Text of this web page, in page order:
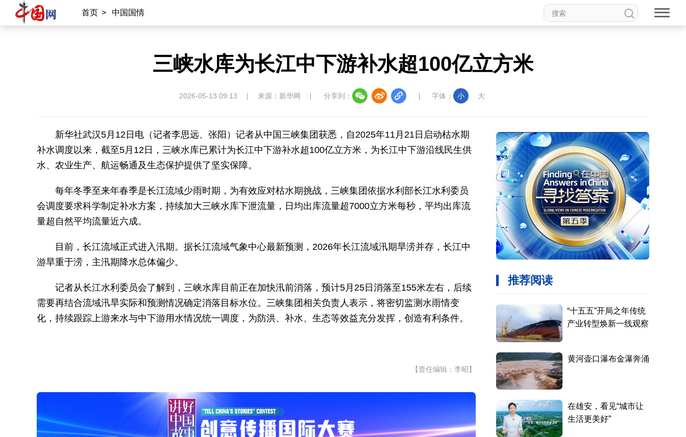
首页 > 中国国情
三峡水库为长江中下游补水超100亿立方米
2026-05-13 09:13 来源：新华网 分享到： 字体： 小 大
新华社武汉5月12日电（记者李思远、张阳）记者从中国三峡集团获悉，自2025年11月21日启动枯水期
补水调度以来，截至5月12日，三峡水库已累计为长江中下游补水超100亿立方米，为长江中下游沿线民生供
水、农业生产、航运畅通及生态保护提供了坚实保障。
每年冬季至来年春季是长江流域少雨时期，为有效应对枯水期挑战，三峡集团依据水利部长江水利委员
会调度要求科学制定补水方案，持续加大三峡水库下泄流量，日均出库流量超7000立方米每秒，平均出库流
量超自然平均流量近六成。
目前，长江流域正式进入汛期。据长江流域气象中心最新预测，2026年长江流域汛期旱涝并存，长江中
游旱重于涝，主汛期降水总体偏少。
记者从长江水利委员会了解到，三峡水库目前正在加快汛前消落，预计5月25日消落至155米左右，后续
需要再结合流域汛旱实际和预测情况确定消落目标水位。三峡集团相关负责人表示，将密切监测水雨情变
化，持续跟踪上游来水与中下游用水情况统一调度，为防洪、补水、生态等效益充分发挥，创造有利条件。
【责任编辑：李昭】